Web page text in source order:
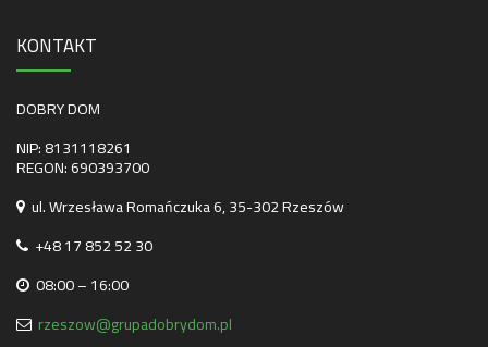
KONTAKT
DOBRY DOM
NIP: 8131118261
REGON: 690393700
ul. Wrzesława Romańczuka 6, 35-302 Rzeszów
+48 17 852 52 30
08:00 – 16:00
rzeszow@grupadobrydom.pl